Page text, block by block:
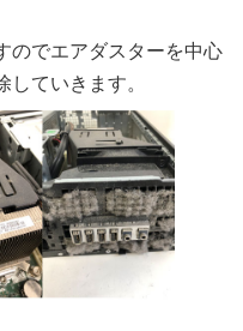
のでエアダスターを中心
ていきます。